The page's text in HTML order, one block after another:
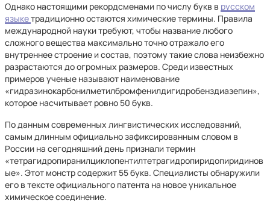
Однако настоящими рекордсменами по числу букв в русском
языкетрадиционно остаются химические термины. Правила
международной науки требуют, чтобы название любого
сложного вещества максимально точно отражало его
внутреннее строение и состав, поэтому такие слова неизбежно
разрастаются до огромных размеров. Среди известных
примеров ученые называют наименование
«гидразинокарбонилметилбромфенилдигидробенздиазепин»,
которое насчитывает ровно 50 букв.
По данным современных лингвистических исследований,
самым длинным официально зафиксированным словом в
России на сегодняшний день признали термин
«тетрагидропиранилциклопентилтетрагидропиридопиридинов
ые». Этот монстр содержит 55 букв. Специалисты обнаружили
его в тексте официального патента на новое уникальное
химическое соединение.